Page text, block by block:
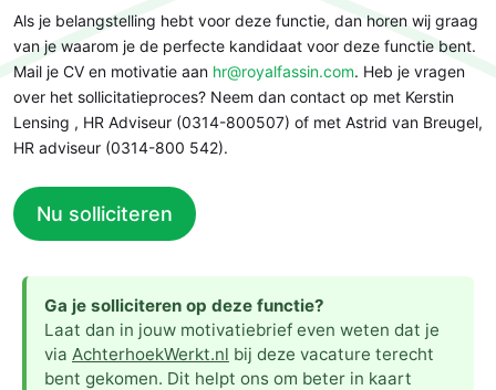
Als je belangstelling hebt voor deze functie, dan horen wij graag
van je waarom je de perfecte kandidaat voor deze functie bent.
Mail je CV en motivatie aan hr@royalfassin.com. Heb je vragen
over het sollicitatieproces? Neem dan contact op met Kerstin
Lensing , HR Adviseur (0314-800507) of met Astrid van Breugel,
HR adviseur (0314-800 542).
Nu solliciteren
Ga je solliciteren op deze functie?
Laat dan in jouw motivatiebrief even weten dat je
via AchterhoekWerkt.nl bij deze vacature terecht
bent gekomen. Dit helpt ons om beter in kaart